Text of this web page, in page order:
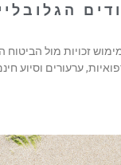
זכויות מול הביטוח
ערעורים וסיוע